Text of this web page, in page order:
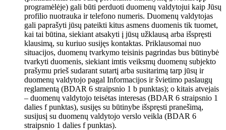
programėlėje) gali būti perduoti duomenų valdytojui kaip Jūsų
profilio nuotrauka ir telefono numeris. Duomenų valdytojas
gali paprašyti jūsų pateikti kitus asmens duomenis tik tuomet,
kai tai būtina, siekiant atsakyti į jūsų užklausą arba išspręsti
klausimą, su kuriuo susijęs kontaktas. Priklausomai nuo
situacijos, duomenų tvarkymo teisinis pagrindas bus būtinybė
tvarkyti duomenis, siekiant imtis veiksmų duomenų subjekto
prašymu prieš sudarant sutartį arba susitarimą tarp jūsų ir
duomenų valdytojo pagal Informacijos ir švietimo paslaugų
reglamentą (BDAR 6 straipsnio 1 b punktas); o kitais atvejais
– duomenų valdytojo teisėtas interesas (BDAR 6 straipsnio 1
dalies f punktas), susijęs su būtinybe išspręsti pranešimą,
susijusį su duomenų valdytojo verslo veikla (BDAR 6
straipsnio 1 dalies f punktas).